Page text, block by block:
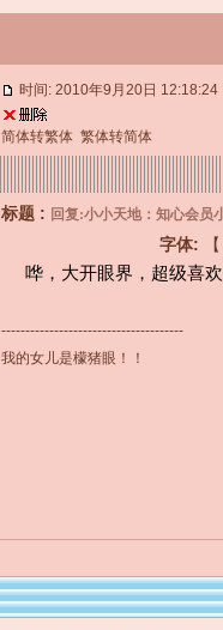
时间: 2010年9月20日 12:18:24
简体转繁体 繁体转简体
标题 : 回复:小小天地：知心会员
字体:
哗，大开眼界，超级喜
--------------------------------------
我的女儿是檬猪眼！！